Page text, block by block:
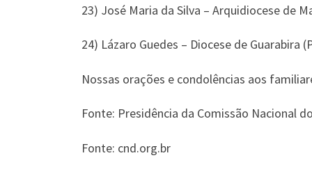
23) José Maria da Silva – Arquidiocese de
24) Lázaro Guedes – Diocese de Guarabira
Nossas orações e condolências aos
Fonte: Presidência da Comissão Nacional
Fonte: cnd.org.br